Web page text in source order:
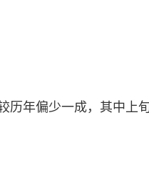
历年偏少一成，其中上